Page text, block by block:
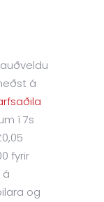
á
í 7s
fyrir
á
og